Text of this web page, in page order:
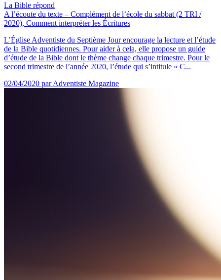
La Bible répond
A l’écoute du texte – Complément de l’école du sabbat (2 TRI /
2020), Comment interpréter les Écritures
L’Église Adventiste du Septième Jour encourage la lecture et l’étude
de la Bible quotidiennes. Pour aider à cela, elle propose un guide
d’étude de la Bible dont le thème change chaque trimestre. Pour le
second trimestre de l’année 2020, l’étude qui s’intitule « C...
02/04/2020 par Adventiste Magazine